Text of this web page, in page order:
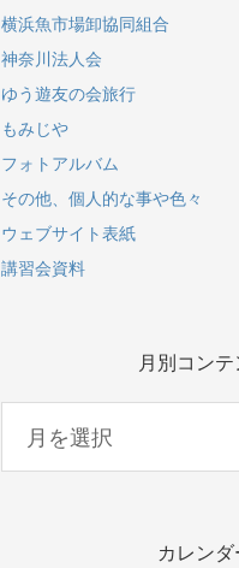
横浜魚市場卸協同組合
神奈川法人会
ゆう遊友の会旅行
もみじや
フォトアルバム
その他、個人的な事や色々
ウェブサイト表紙
講習会資料
月別コンテ
コ
カレンダ